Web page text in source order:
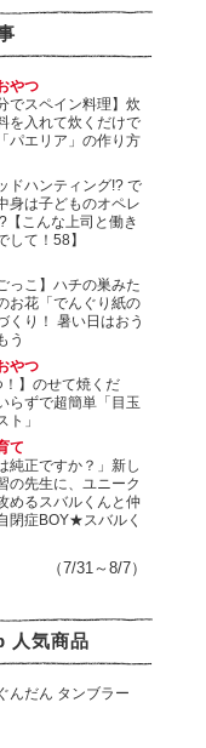
やつ
でスペイン料理】炊
を入れて炊くだけで
パエリア」の作り方
ドハンティング!? で
身は子どものオペレ
【こんな上司と働き
して！58】
っこ】ハチの巣みた
お花「でんぐり紙の
くり！ 暑い日はおう
う
やつ
！】のせて焼くだ
らずで超簡単「目玉
ト」
て
純正ですか？」新し
の先生に、ユニーク
めるスバルくんと仲
閉症BOY★スバルく
（7/31～8/7）
人気商品
んだん タンブラー